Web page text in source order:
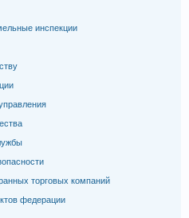
инспекции
торговых компаний
федерации